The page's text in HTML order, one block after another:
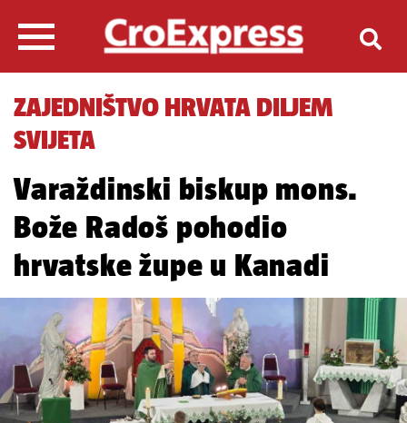
ZAJEDNIŠTVO HRVATA DILJEM
SVIJETA
Varaždinski biskup mons.
Bože Radoš pohodio
hrvatske župe u Kanadi